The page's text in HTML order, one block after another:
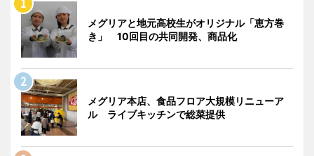
メグリアと地元高校生がオリジナル「恵方巻
き」 10回目の共同開発、商品化
メグリア本店、食品フロア大規模リニューア
ル ライブキッチンで総菜提供